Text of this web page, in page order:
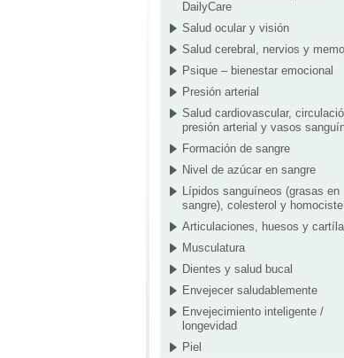
DailyCare
Salud ocular y visión
Salud cerebral, nervios y
Psique – bienestar emocional
Presión arterial
Salud cardiovascular,
presión arterial y vasos
Formación de sangre
Nivel de azúcar en sangre
Lípidos sanguíneos (grasas en
sangre), colesterol y
Articulaciones, huesos y
Musculatura
Dientes y salud bucal
Envejecer saludablemente
Envejecimiento inteligente /
longevidad
Piel